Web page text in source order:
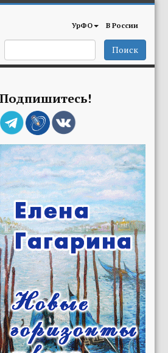
УрФО В России
Поиск
Подпишитесь!